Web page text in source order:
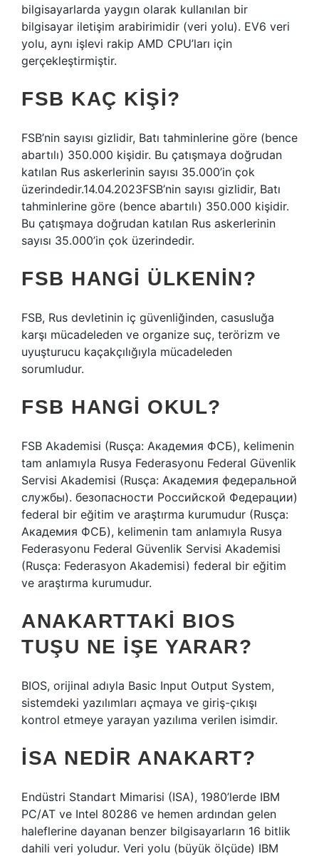
bilgisayarlarda yaygın olarak kullanılan bir
bilgisayar iletişim arabirimidir (veri yolu). EV6 veri
yolu, aynı işlevi rakip AMD CPU’ları için
gerçekleştirmiştir.
FSB KAÇ KIŞI?
FSB’nin sayısı gizlidir, Batı tahminlerine göre (bence
abartılı) 350.000 kişidir. Bu çatışmaya doğrudan
katılan Rus askerlerinin sayısı 35.000’in çok
üzerindedir.14.04.2023FSB’nin sayısı gizlidir, Batı
tahminlerine göre (bence abartılı) 350.000 kişidir.
Bu çatışmaya doğrudan katılan Rus askerlerinin
sayısı 35.000’in çok üzerindedir.
FSB HANGI ÜLKENIN?
FSB, Rus devletinin iç güvenliğinden, casusluğa
karşı mücadeleden ve organize suç, terörizm ve
uyuşturucu kaçakçılığıyla mücadeleden
sorumludur.
FSB HANGI OKUL?
FSB Akademisi (Rusça: Академия ФСБ), kelimenin
tam anlamıyla Rusya Federasyonu Federal Güvenlik
Servisi Akademisi (Rusça: Академия федеральной
службы). безопасности Российской Федерации)
federal bir eğitim ve araştırma kurumudur (Rusça:
Академия ФСБ), kelimenin tam anlamıyla Rusya
Federasyonu Federal Güvenlik Servisi Akademisi
(Rusça: Federasyon Akademisi) federal bir eğitim
ve araştırma kurumudur.
ANAKARTTAKI BIOS
TUŞU NE IŞE YARAR?
BIOS, orijinal adıyla Basic Input Output System,
sistemdeki yazılımları açmaya ve giriş-çıkışı
kontrol etmeye yarayan yazılıma verilen isimdir.
İSA NEDIR ANAKART?
Endüstri Standart Mimarisi (ISA), 1980’lerde IBM
PC/AT ve Intel 80286 ve hemen ardından gelen
haleflerine dayanan benzer bilgisayarların 16 bitlik
dahili veri yoludur. Veri yolu (büyük ölçüde) IBM